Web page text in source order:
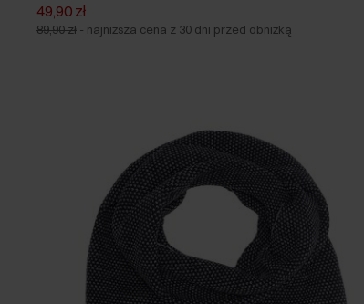
49,90 zł
89,90 zł - najniższa cena z 30 dni przed obniżką